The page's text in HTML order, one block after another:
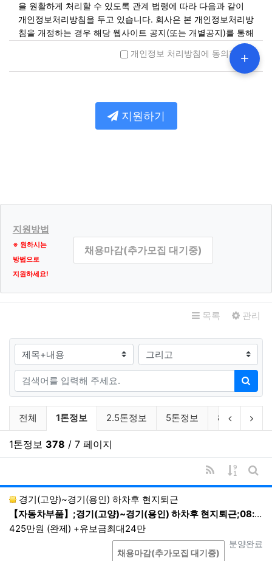
을 원활하게 처리할 수 있도록 관계 법령에 따라 다음과 같이
개인정보처리방침을 두고 있습니다. 회사은 본 개인정보처리방
침을 개정하는 경우 해당 웹사이트 공지(또는 개별공지)를 통해
제1조. 개인정보의 수집 및 이용목적
한 개인정보는 다음의 목적 이외의 용도로는 사용되지 않으며
이용 목적이 변경될 시에는 사전동의를 구할 예정입니다.
신규 서비스 개발 및 맞춤 서비스 제공, 이벤트 및 광고성 정
보 제공 및 참여기회 제공, 인구통계학적 특성에 따른 서비
스 제공 및 광고 게재, 서비스의 유효성 확인, 접속빈도 파악
제2조. 수집하는 개인정보의 항목 및
수집하는 개인정보의 항목
① 폼메일 문의
[필수항목] 이름, 이메일, 휴대전화번호
② 서비스 이용 또는 업무처리과정에서 자동으로 생성되어
수집되는 정보
[필수항목] 접속 IP 정보, 쿠키(Cookie), 서비스 이용 기
록, 접속 로그
[선택항목] 고객만족도 설문조사에 의한 항목별 응답기
부가서비스 및 맞춤서비스 이용 시 또는 이벤
트 응모과정에서 회원가입 시 수집하지 않았던
개인정보를 추가로 수집할 때에 회사는 해당
항목을 이용자들에게 고지하고 별도로 동의를
받아 업무를 처리합니다.
개인정보 처리방침에 동의합니다.
지원하기
지원방법
※ 원하시는
방법으로
지원하세요!
채용마감(추가모집 대기중)
목록 관리
검색대상
검색어
검색
채용일자리 분류 목록
전체 현재 분류
1톤정보 2.5톤정보 5톤정보 8톤이상이전 분류
다
1톤정보 378 / 7 페이지
RSS
게시물
게
경기(고양)~경기(용인) 하차후 현지퇴근
【자동차부품】;경기(고양)~경기(용인) 하차후 현지퇴근;08:00~16:30 1배송 현지퇴근
425만원 (완제) +유보금최대24만
진행상태
분양완료
상담
채용마감(추가모집 대기중)
+